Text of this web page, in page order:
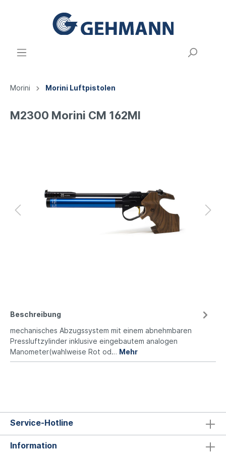
Morini Morini Luftpistolen
M2300 Morini CM 162MI
Beschreibung
mechanisches Abzugssystem mit einem abnehmbaren
Pressluftzylinder inklusive eingebautem analogen
Manometer(wahlweise Rot od… Mehr
Service-Hotline
Information